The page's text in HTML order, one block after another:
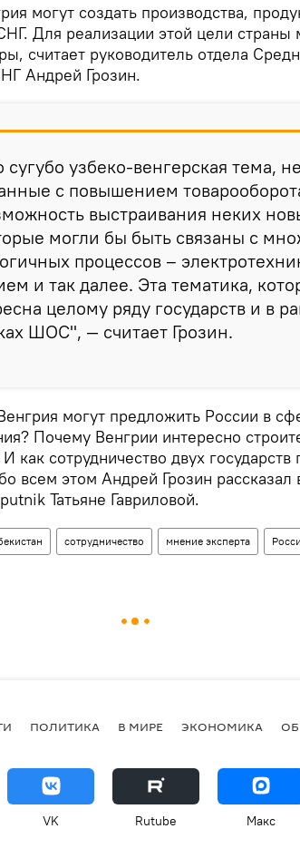
могут создать производства,
Для реализации этой цели страны
считает руководитель отдела
Андрей Грозин.
сугубо узбеко-венгерская тема,
с повышением
выстраивания неких
могли бы быть связаны с
процессов –
и так далее. Эта тематика,
целому ряду государств и в
ШОС", — считает Грозин.
могут предложить России в
Почему Венгрии интересно
сотрудничество двух государств
всем этом Андрей Грозин рассказал
Татьяне Гавриловой.
сотрудничество мнение эксперта
ПОЛИТИКА В МИРЕ ЭКОНОМИКА
VK Rutube Макс